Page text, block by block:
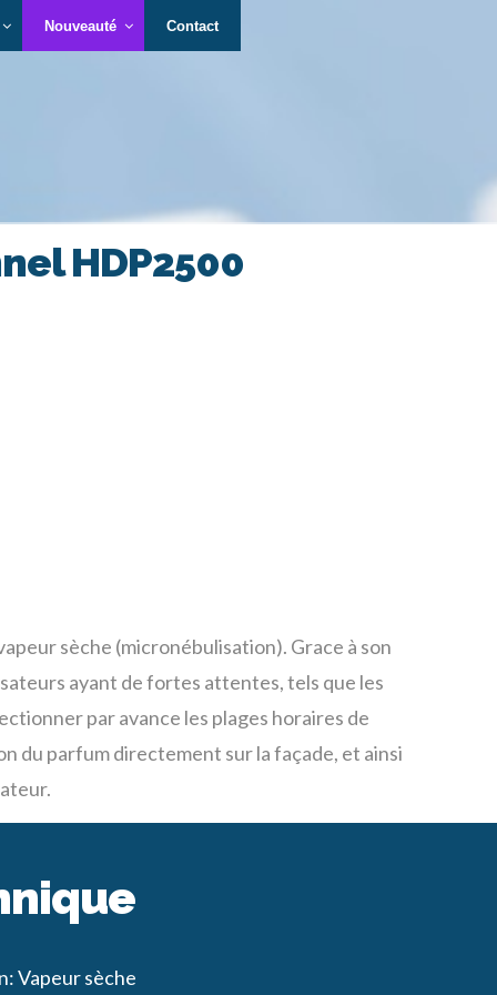
Nouveauté Contact
HDP2500
sèche (micronébulisation). Grace à son
ayant de fortes attentes, tels que les
par avance les plages horaires de
du parfum directement sur la façade, et ainsi
Vapeur sèche